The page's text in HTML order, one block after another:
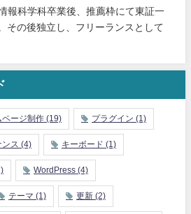
報科学科卒業後、推薦枠にて東証一
その後独立し、フリーランスとして
ページ制作 (19) プラグイン (1)
ンス (4) キーボード (1)
WordPress (4)
テーマ (1) 更新 (2)